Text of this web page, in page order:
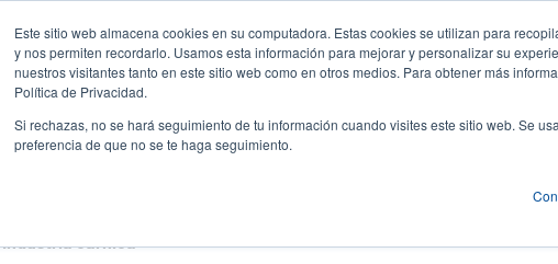
Este sitio web almacena cookies en su computadora. Estas cookies se utilizan para
y nos permiten recordarlo. Usamos esta información para mejorar y personalizar su
nuestros visitantes tanto en este sitio web como en otros medios. Para obtener más
Política de Privacidad.
Si rechazas, no se hará seguimiento de tu información cuando visites este sitio web. Se
preferencia de que no se te haga seguimiento.
User
Noticias y
Industria cárnica